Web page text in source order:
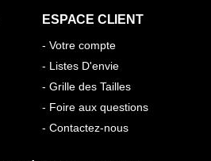
ESPACE CLIENT
- Votre compte
- Listes D'envie
- Grille des Tailles
- Foire aux questions
- Contactez-nous